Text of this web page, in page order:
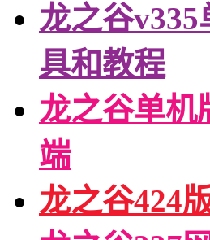
龙之谷
具和教程
龙之谷单机
端
龙之谷424